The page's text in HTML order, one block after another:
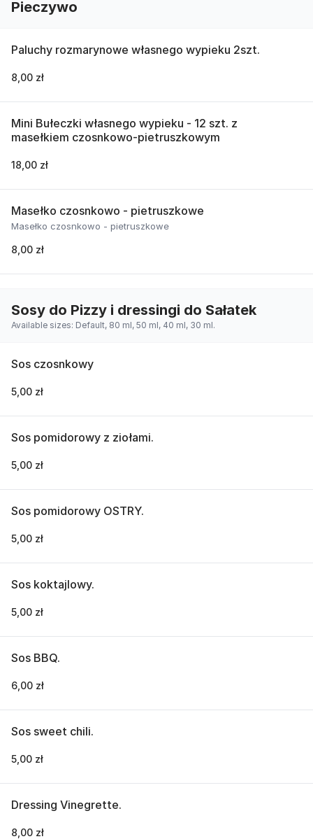
Pieczywo
Paluchy rozmarynowe własnego wypieku 2szt.
8,00 zł
Mini Bułeczki własnego wypieku - 12 szt. z
masełkiem czosnkowo-pietruszkowym
18,00 zł
Masełko czosnkowo - pietruszkowe
Masełko czosnkowo - pietruszkowe
8,00 zł
Sosy do Pizzy i dressingi do Sałatek
Available sizes: Default, 80 ml, 50 ml, 40 ml, 30 ml.
Sos czosnkowy
5,00 zł
Sos pomidorowy z ziołami.
5,00 zł
Sos pomidorowy OSTRY.
5,00 zł
Sos koktajlowy.
5,00 zł
Sos BBQ.
6,00 zł
Sos sweet chili.
5,00 zł
Dressing Vinegrette.
8,00 zł